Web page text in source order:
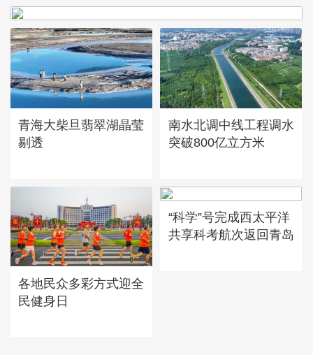
青海大柴旦翡翠湖晶莹
剔透
南水北调中线工程调水
突破800亿立方米
各地民众多彩方式迎全
民健身日
“科学”号完成西太平洋
共享科考航次返回青岛